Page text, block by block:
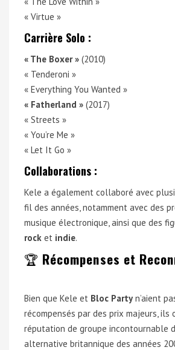
« Virtue »
Carrière Solo :
« The Boxer » (2010)
« Tenderoni »
« Everything You Wanted »
« Fatherland » (2017)
« Streets »
« You’re Me »
« Let It Go »
Collaborations :
Kele a également collaboré avec
fil des années, notamment avec des
musique électronique, ainsi que des
rock et indie.
🏆 Récompenses et
Bien que Kele et Bloc Partyn’aient
récompensés par des prix majeurs, ils
réputation de groupe incontournable
alternative britannique des années